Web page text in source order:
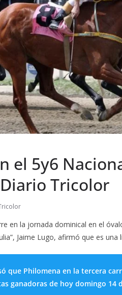
el 5y6
Tricolor
en la jornada dominical en el
Jaime Lugo, afirmó que es una
que Philomena en la tercera
ganadoras de hoy domingo 14